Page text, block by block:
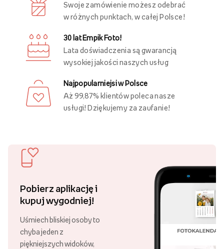
Swoje zamówienie możesz odebrać
w różnych punktach, w całej Polsce!
30 lat Empik Foto!
Lata doświadczenia są gwarancją
wysokiej jakości naszych usług
Najpopularniejsi w Polsce
Aż 99,87% klientów poleca nasze
usługi! Dziękujemy za zaufanie!
Pobierz aplikację i
kupuj wygodniej!
Uśmiech bliskiej osoby to
chyba jeden z
piękniejszych widoków,